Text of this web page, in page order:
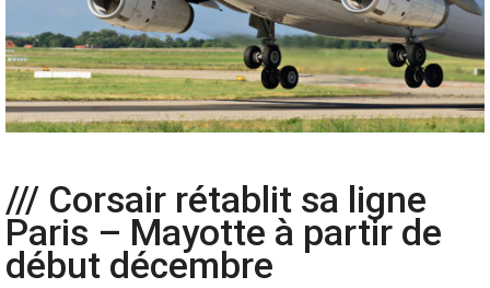
/// Corsair rétablit sa ligne
Paris – Mayotte à partir de
début décembre